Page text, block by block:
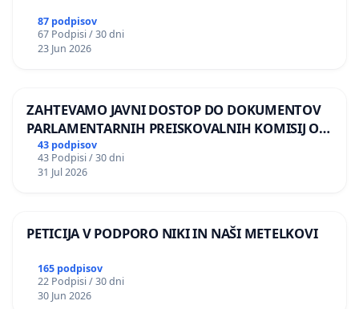
87 podpisov
67 Podpisi / 30 dni
23 Jun 2026
ZAHTEVAMO JAVNI DOSTOP DO DOKUMENTOV
PARLAMENTARNIH PREISKOVALNIH KOMISIJ O
ILEGALNI TRGOVINI Z OROŽJEM
43 podpisov
43 Podpisi / 30 dni
31 Jul 2026
PETICIJA V PODPORO NIKI IN NAŠI METELKOVI
165 podpisov
22 Podpisi / 30 dni
30 Jun 2026